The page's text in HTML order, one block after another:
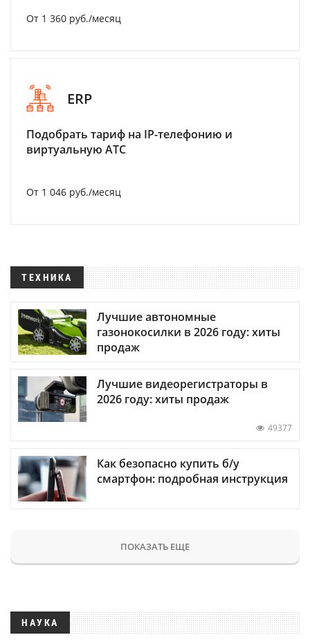
От 1 360 руб./месяц
ERP
Подобрать тариф на IP-телефонию и
виртуальную АТС
От 1 046 руб./месяц
ТЕХНИКА
Лучшие автономные
газонокосилки в 2026 году: хиты
продаж
Лучшие видеорегистраторы в
2026 году: хиты продаж
49377
Как безопасно купить б/у
смартфон: подробная инструкция
ПОКАЗАТЬ ЕЩЕ
НАУКА